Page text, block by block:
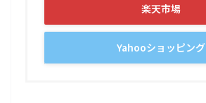
楽天市場
Yahooショッピング